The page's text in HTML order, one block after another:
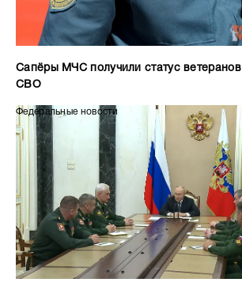
Сапёры МЧС получили статус ветеранов
СВО
Федеральные новости